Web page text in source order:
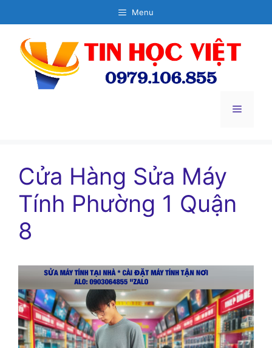
đến
dung
Menu
Menu
Cửa Hàng Sửa Máy
Tính Phường 1 Quận
8